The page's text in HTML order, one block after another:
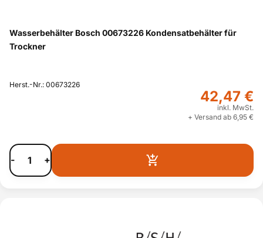
Wasserbehälter Bosch 00673226 Kondensatbehälter für
Trockner
Herst.-Nr.: 00673226
42,47 €
inkl. MwSt.
+ Versand ab 6,95 €
- +